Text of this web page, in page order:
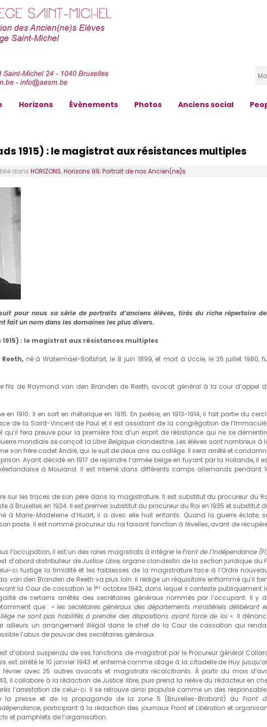
Horizons Évènements Photos Anciens social
1915) : le magistrat aux résistances multiples
dans HORIZONS,Horizons 99,Portrait de nos Ancien(ne)s
pour nous sa série de portraits d’anciens élèves, tirés du riche répertoire
fait un nom dans les domaines les plus divers.
: le magistrat aux résistances multiples
né à Watermael-Boitsfort, le 8 juin 1899, et mort à Uccle, le 26 juillet 1980,
fils de Raymond van den Branden de Reeth, avocat général à la cour d’appel
en 1910. Il en sort en rhétorique en 1915. En poésie, en 1913-1914, il fait partie du
de la Saint-Vincent de Paul et il est assistant de la congrégation de
fera preuve pour la première fois d’un esprit de résistance qui ne se
mondiale se conçoit la Libre Belgique clandestine. Les élèves sont nombreux à
son frère cadet André, qui le suit de deux ans au collège. Il sera arrêté et
Ayant décidé en 1917 de rejoindre l’armée belge en fuyant par la Hollande, il
à Mouland. Il est interné dans différents camps allemands pendant
sur les traces de son père dans la magistrature. Il est substitut du procureur du
à Bruxelles en 1924. Il est premier substitut du procureur du Roi en 1935 et substitut
à Marie-Madeleine d’Huart, il a avec elle huit enfants. Quand la guerre éclate,
poste. Il est nommé procureur du roi faisant fonction à Nivelles, avant de
l’occupation, il est un des rares magistrats à intégrer leFront de l’Indépendance
d’abord distributeur deJustice Libre,organe clandestin de la section juridique du
ci fustige la timidité et les faiblesses de la magistrature face à l’Ordre
van den Branden de Reeth va plus loin. Il rédige un réquisitoire enflammé qu’il
la Cour de cassation le 1eroctobre 1942, dans lequel il conteste publiquement
de certains arrêtés des secrétaires généraux nommés par l’occupant. Il y
que : « les secrétaires généraux des départements ministériels délibérant
ne sont pas habilités à prendre des dispositions ayant force de loi ». Il
ailleurs un arrangement illégal dans le chef de la Cour de cassation qui
l’abus de pouvoir des secrétaires généraux.
d’abord suspendu de ses fonctions de magistrat par le Procureur général
est arrêté le 10 janvier 1943 et enfermé comme otage à la citadelle de Huy
février avec 25 autres avocats et magistrats récalcitrants. À partir du mois
il collabore à la rédaction deJustice libre, puis prend la relève du rédacteur en
l’arrestation de celui-ci. Il se retrouve ainsi propulsé comme un des
la presse et de la propagande de la zone 5 (Bruxelles-Brabant) duFront
, participant à la rédaction des journaux Frontet Libération et
et pamphlets de l’organisation.